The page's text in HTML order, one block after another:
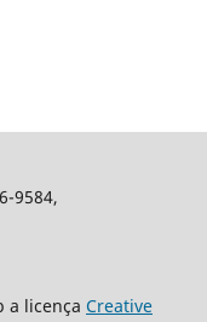
9584,
a licença Creative